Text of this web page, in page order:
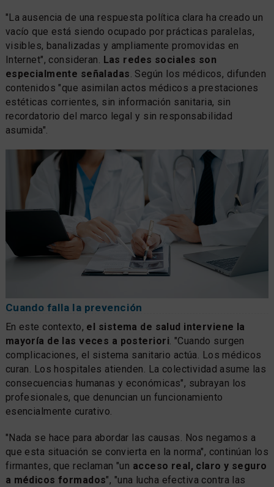
"La ausencia de una respuesta política clara ha creado un
vacío que está siendo ocupado por prácticas paralelas,
visibles, banalizadas y ampliamente promovidas en
Internet", consideran. Las redes sociales son
especialmente señaladas . Según los médicos, difunden
contenidos "que asimilan actos médicos a prestaciones
estéticas corrientes, sin información sanitaria, sin
recordatorio del marco legal y sin responsabilidad
asumida".
Cuando falla la prevención
En este contexto, el sistema de salud interviene la
mayoría de las veces a posteriori. "Cuando surgen
complicaciones, el sistema sanitario actúa. Los médicos
curan. Los hospitales atienden. La colectividad asume las
consecuencias humanas y económicas", subrayan los
profesionales, que denuncian un funcionamiento
esencialmente curativo.
"Nada se hace para abordar las causas. Nos negamos a
que esta situación se convierta en la norma", continúan los
firmantes, que reclaman "un acceso real, claro y seguro
a médicos formados", "una lucha efectiva contra las